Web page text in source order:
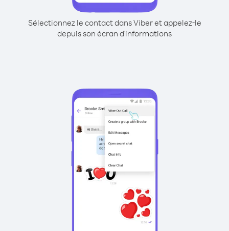
Sélectionnez le contact dans Viber et appelez-le
depuis son écran d'informations